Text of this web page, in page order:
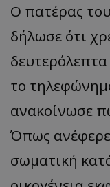
Ο πατέρας
δήλωσε ότι
το
ανακοίνωσε
Όπως
σωματική